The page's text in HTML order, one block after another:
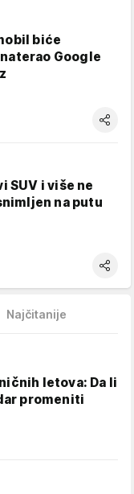
biće
Google
SUV i više ne
na putu
Najčitanije
letova: Da li
promeniti